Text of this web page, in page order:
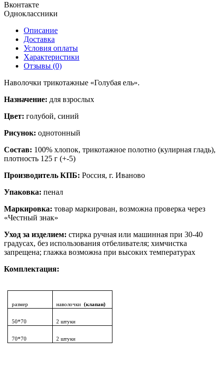
Вконтакте
Одноклассники
Описание
Доставка
Условия оплаты
Характеристики
Отзывы (0)
Наволочки трикотажные «Голубая ель».
Назначение: для взрослых
Цвет: голубой, синий
Рисунок: однотонный
Состав: 100% хлопок, трикотажное полотно (кулирная гладь),
плотность 125 г (+-5)
Производитель КПБ: Россия, г. Иваново
Упаковка: пенал
Маркировка: товар маркирован, возможна проверка через
«Честный знак»
Уход за изделием: стирка ручная или машинная при 30-40
градусах, без использования отбеливателя; химчистка
запрещена; глажка возможна при высоких температурах
Комплектация:
размер наволочки(клапан)
50*70 2 штуки
70*70 2 штуки